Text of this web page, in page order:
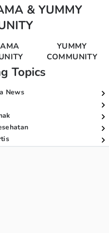
& YUMMY
YUMMY
COMMUNITY
Topics
News